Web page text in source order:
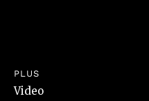
PLUS
Video